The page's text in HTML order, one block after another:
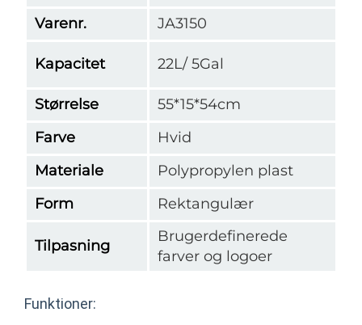
Varenr.
JA3150
Kapacitet 22L/ 5Gal
Størrelse
55*15*54cm
Farve
Hvid
Materiale
Polypropylen plast
Form
Rektangulær
Tilpasning
Brugerdefinerede
farver og logoer
Funktioner: